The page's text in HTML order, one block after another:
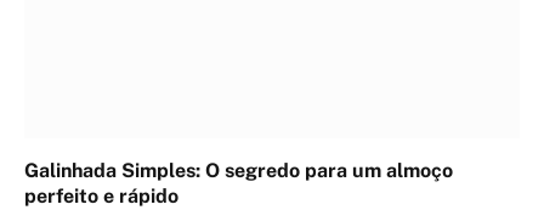
Galinhada Simples: O segredo para um almoço
perfeito e rápido